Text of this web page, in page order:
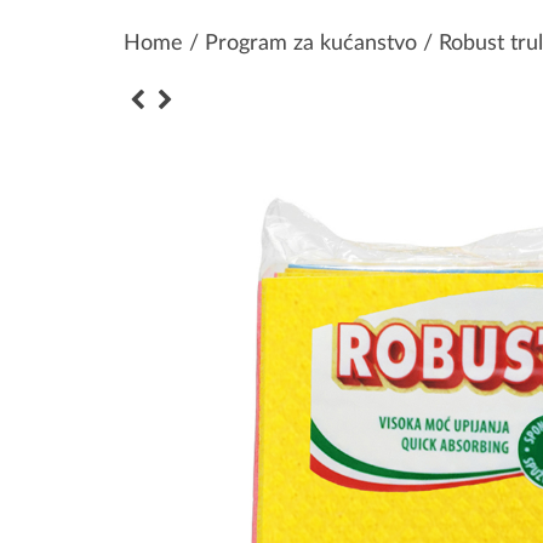
Home / Program za kućanstvo / Robust